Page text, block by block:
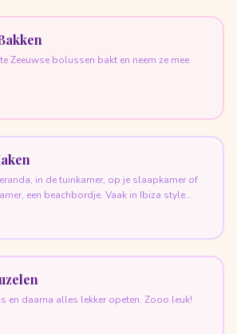
Zeeuwse bolussen bakt en neem ze mee
in de tuinkamer, op je slaapkamer of
een beachbordje. Vaak in Ibiza style
en daarna alles lekker opeten. Zooo leuk!